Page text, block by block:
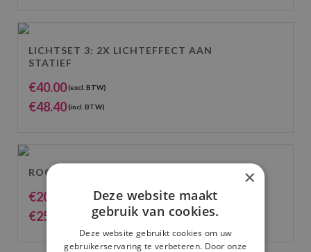
LICHTSET 3: 2X LICHTEFFECT AAN
STATIEF
€40.00(excl. BTW)
€48.40(incl. BTW)
ROOKMACHINE GROOT
€20.66 (excl. BTW)
€25.00 (incl. BTW)
×
Deze website maakt
gebruik van cookies.
Deze website gebruikt cookies om uw
gebruikerservaring te verbeteren. Door onze